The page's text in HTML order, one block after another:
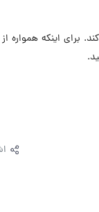
استخدام می‌کند. برای